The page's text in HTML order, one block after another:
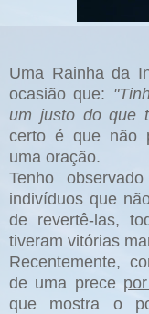
Uma Rainha da
ocasião que:
um justo do que
certo é que não
uma oração.
Tenho
indivíduos que
de revertê-las,
tiveram vitórias
Recentemente,
de uma prece
que mostra o